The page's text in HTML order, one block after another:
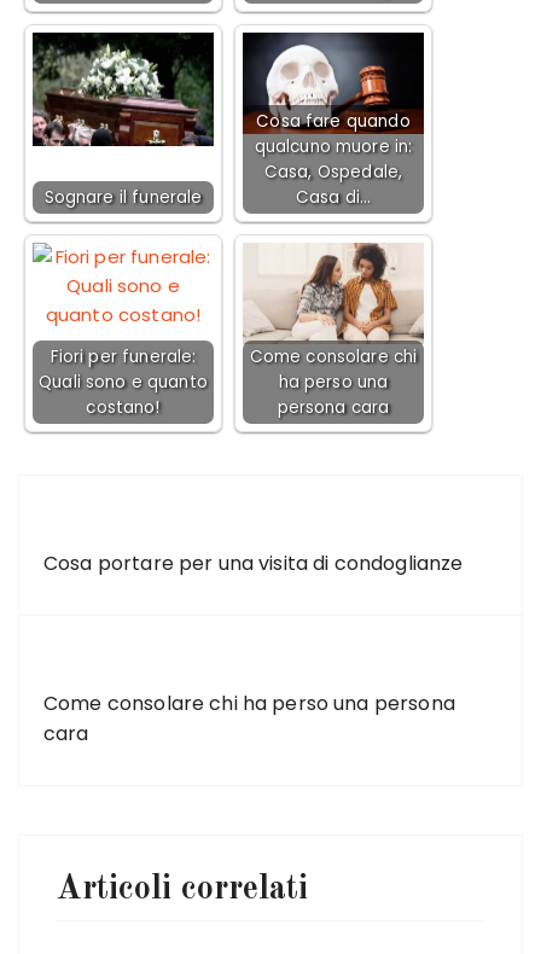
Sognare il funerale
Cosa fare quando
qualcuno muore in:
Casa, Ospedale,
Casa di…
Fiori per funerale:
Quali sono e quanto
costano!
Come consolare chi
ha perso una
persona cara
Cosa portare per una visita di condoglianze
Come consolare chi ha perso una persona
cara
Articoli correlati